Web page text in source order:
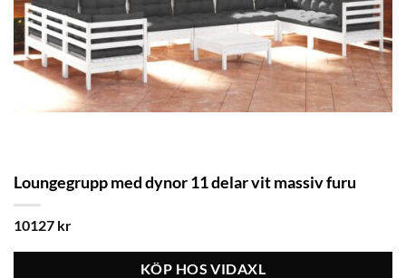
Loungegrupp med dynor 11 delar vit massiv furu
10127 kr
KÖP HOS VIDAXL